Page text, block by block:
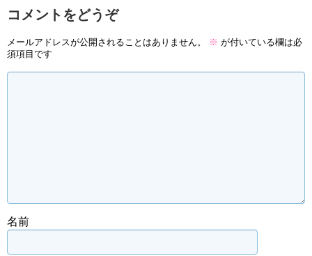
コメントをどうぞ
メールアドレスが公開されることはありません。 ※ が付いている欄は必
須項目です
名前